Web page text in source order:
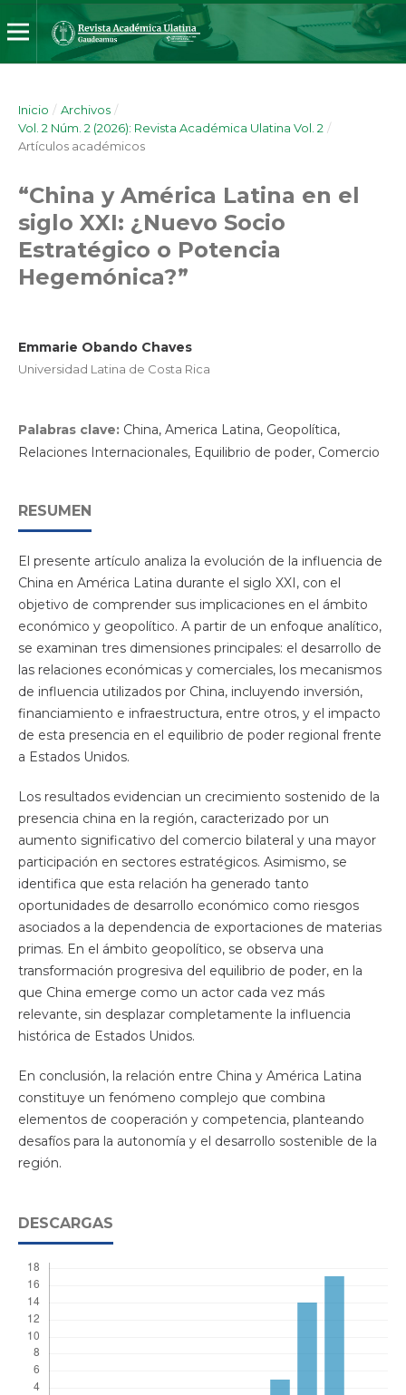
Inicio / Archivos /
Vol. 2 Núm. 2 (2026): Revista Académica Ulatina Vol. 2 /
Artículos académicos
“China y América Latina en el
siglo XXI: ¿Nuevo Socio
Estratégico o Potencia
Hegemónica?”
Emmarie Obando Chaves
Universidad Latina de Costa Rica
Palabras clave: China, America Latina, Geopolítica,
Relaciones Internacionales, Equilibrio de poder, Comercio
RESUMEN
El presente artículo analiza la evolución de la influencia de
China en América Latina durante el siglo XXI, con el
objetivo de comprender sus implicaciones en el ámbito
económico y geopolítico. A partir de un enfoque analítico,
se examinan tres dimensiones principales: el desarrollo de
las relaciones económicas y comerciales, los mecanismos
de influencia utilizados por China, incluyendo inversión,
financiamiento e infraestructura, entre otros, y el impacto
de esta presencia en el equilibrio de poder regional frente
a Estados Unidos.
Los resultados evidencian un crecimiento sostenido de la
presencia china en la región, caracterizado por un
aumento significativo del comercio bilateral y una mayor
participación en sectores estratégicos. Asimismo, se
identifica que esta relación ha generado tanto
oportunidades de desarrollo económico como riesgos
asociados a la dependencia de exportaciones de materias
primas. En el ámbito geopolítico, se observa una
transformación progresiva del equilibrio de poder, en la
que China emerge como un actor cada vez más
relevante, sin desplazar completamente la influencia
histórica de Estados Unidos.
En conclusión, la relación entre China y América Latina
constituye un fenómeno complejo que combina
elementos de cooperación y competencia, planteando
desafíos para la autonomía y el desarrollo sostenible de la
región.
DESCARGAS